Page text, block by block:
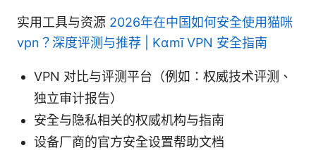
实用工具与资源 2026年在中国如何安全使用猫咪
vpn？深度评测与推荐 | Kɑmī VPN 安全指南
VPN 对比与评测平台（例如：权威技术评测、
独立审计报告）
安全与隐私相关的权威机构与指南
设备厂商的官方安全设置帮助文档